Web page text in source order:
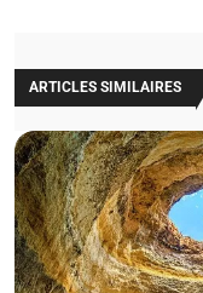
ARTICLES SIMILAIRES